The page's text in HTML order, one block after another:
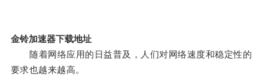
金铃加速器下载地址
随着网络应用的日益普及，人们对网络速度和稳定性的
要求也越来越高。